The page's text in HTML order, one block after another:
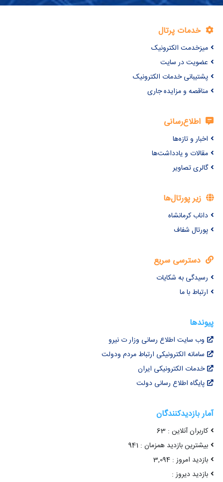
خدمات پرتال
میزخدمت الکترونیک
عضویت در سایت
پشتیبانی خدمات الکترونیک
مناقصه و مزایده جاری
اطلاع‌رسانی
اخبار و تازه‌ها
مقالات و یادداشت‌ها
گالری تصاویر
زیر پورتال‌ها
داناب کرمانشاه
پورتال شفاف
دسترسی سریع
رسیدگی به شکایات
ارتباط با ما
پیوندها
وب سایت اطلاع رسانی وزار ت نیرو
سامانه الکترونیکی ارتباط مردم ودولت
خدمات الکترونیکی ایران
پایگاه اطلاع رسانی دولت
آمار بازدیدکنندگان
کاربران آنلاین : 63
بیشترین بازدید همزمان : 941
بازدید امروز : 3,094
بازدید دیروز :